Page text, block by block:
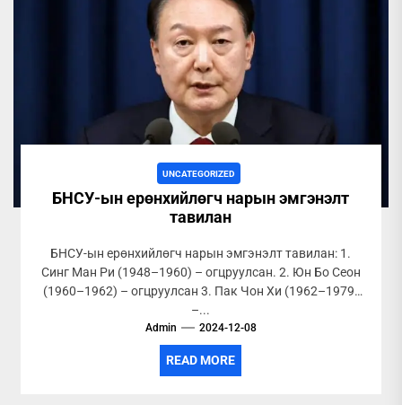
UNCATEGORIZED
БНСУ-ын ерөнхийлөгч нарын эмгэнэлт
тавилан
БНСУ-ын ерөнхийлөгч нарын эмгэнэлт тавилан: 1.
Синг Ман Ри (1948–1960) – огцруулсан. 2. Юн Бо Сеон
(1960–1962) – огцруулсан 3. Пак Чон Хи (1962–1979)
–...
Admin 2024-12-08
READ MORE